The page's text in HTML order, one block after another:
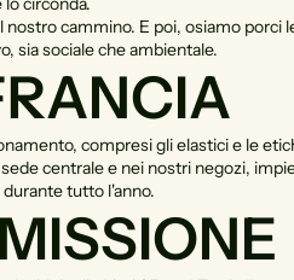
cammino. E poi, osiamo porci
sia sociale che ambientale.
compresi gli elastici e le
centrale e nei nostri negozi,
tutto l'anno.